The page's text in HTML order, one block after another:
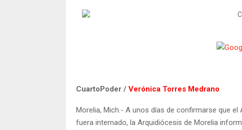
CuartoPoder / Verónica Torres Medrano
Morelia, Mich.- A unos días de confirmarse que
fuera internado, la Arquidiócesis de Morelia